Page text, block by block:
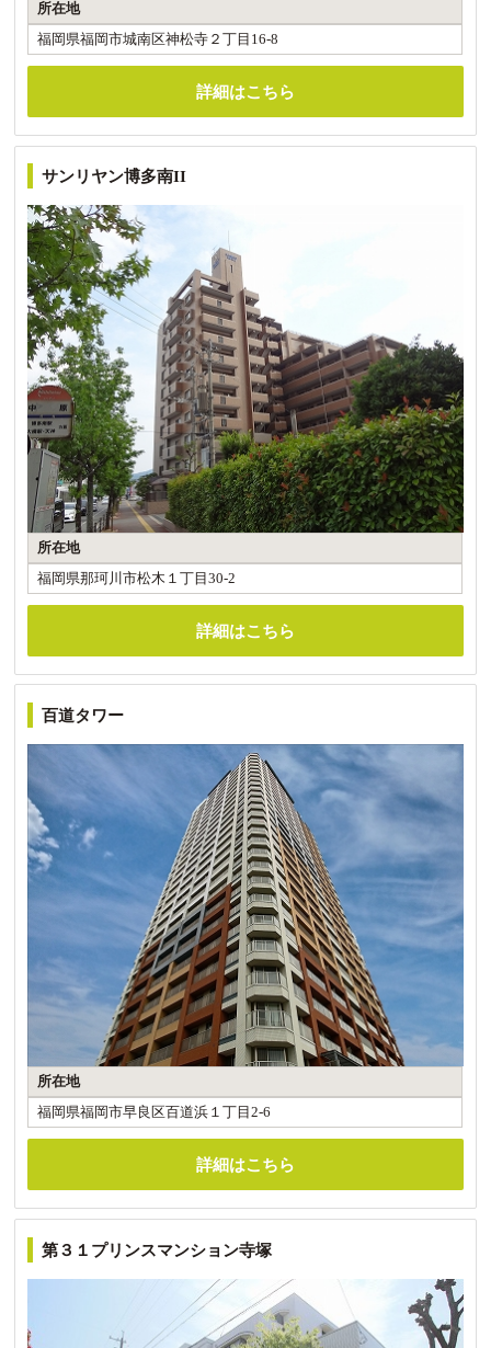
所在地
福岡県福岡市城南区神松寺２丁目16-8
詳細はこちら
サンリヤン博多南II
所在地
福岡県那珂川市松木１丁目30-2
詳細はこちら
百道タワー
所在地
福岡県福岡市早良区百道浜１丁目2-6
詳細はこちら
第３１プリンスマンション寺塚